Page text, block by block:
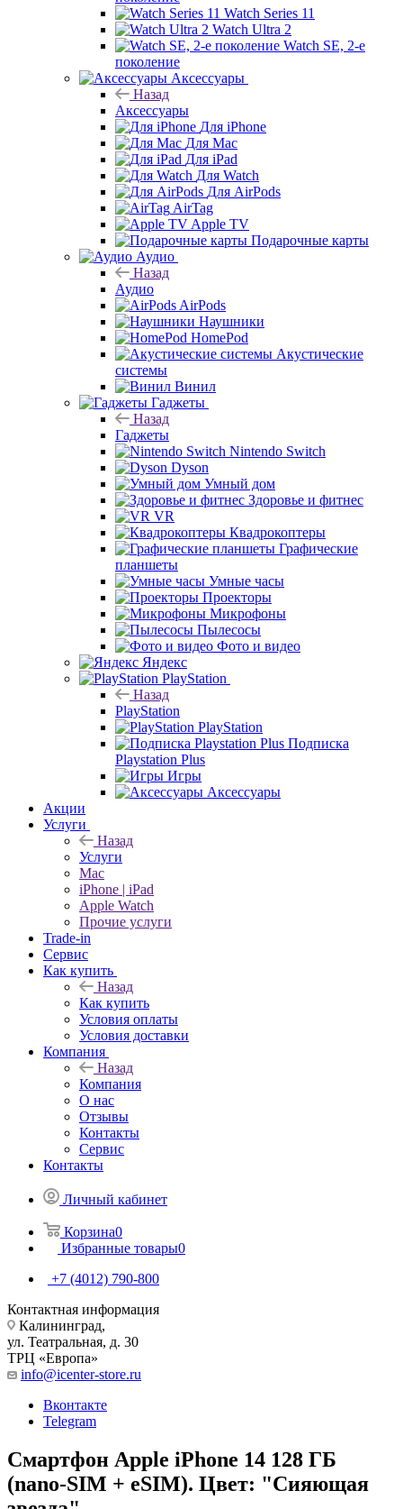
Watch Series 11
Watch Ultra 2
Watch SE, 2-е
поколение
Аксессуары
Назад
Аксессуары
Для iPhone
Для Mac
Для iPad
Для Watch
Для AirPods
AirTag
Apple TV
Подарочные карты
Аудио
Назад
Аудио
AirPods
Наушники
HomePod
Акустические
системы
Винил
Гаджеты
Назад
Гаджеты
Nintendo Switch
Dyson
Умный дом
Здоровье и фитнес
VR
Квадрокоптеры
Графические
планшеты
Умные часы
Проекторы
Микрофоны
Пылесосы
Фото и видео
Яндекс
PlayStation
Назад
PlayStation
PlayStation
Подписка
Playstation Plus
Игры
Аксессуары
Акции
Услуги
Назад
Услуги
Mac
iPhone | iPad
Apple Watch
Прочие услуги
Trade-in
Сервис
Как купить
Назад
Как купить
Условия оплаты
Условия доставки
Компания
Назад
Компания
О нас
Отзывы
Контакты
Сервис
Контакты
Личный кабинет
Корзина0
Избранные товары0
+7 (4012) 790-800
Контактная информация
Калининград,
ул. Театральная, д. 30
ТРЦ «Европа»
info@icenter-store.ru
Вконтакте
Telegram
Смартфон Apple iPhone 14 128 ГБ
(nano-SIM + eSIM). Цвет: "Сияющая